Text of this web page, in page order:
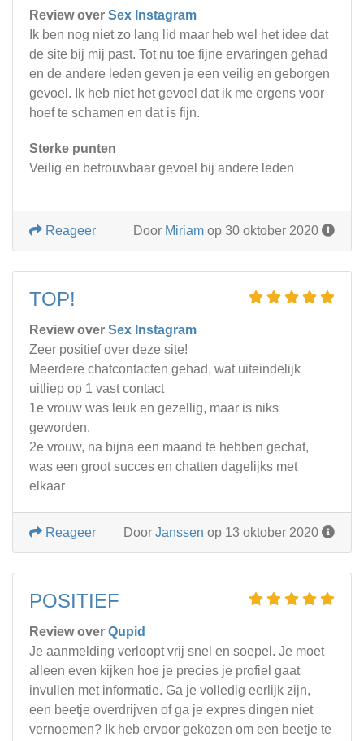
Review over Sex Instagram
Ik ben nog niet zo lang lid maar heb wel het idee dat
de site bij mij past. Tot nu toe fijne ervaringen gehad
en de andere leden geven je een veilig en geborgen
gevoel. Ik heb niet het gevoel dat ik me ergens voor
hoef te schamen en dat is fijn.
Sterke punten
Veilig en betrouwbaar gevoel bij andere leden
Door Miriam op 30 oktober 2020
Reageer
TOP!
Review over Sex Instagram
Zeer positief over deze site!
Meerdere chatcontacten gehad, wat uiteindelijk
uitliep op 1 vast contact
1e vrouw was leuk en gezellig, maar is niks
geworden.
2e vrouw, na bijna een maand te hebben gechat,
was een groot succes en chatten dagelijks met
elkaar
Door Janssen op 13 oktober 2020
Reageer
POSITIEF
Review over Qupid
Je aanmelding verloopt vrij snel en soepel. Je moet
alleen even kijken hoe je precies je profiel gaat
invullen met informatie. Ga je volledig eerlijk zijn,
een beetje overdrijven of ga je expres dingen niet
vernoemen? Ik heb ervoor gekozen om een beetje te